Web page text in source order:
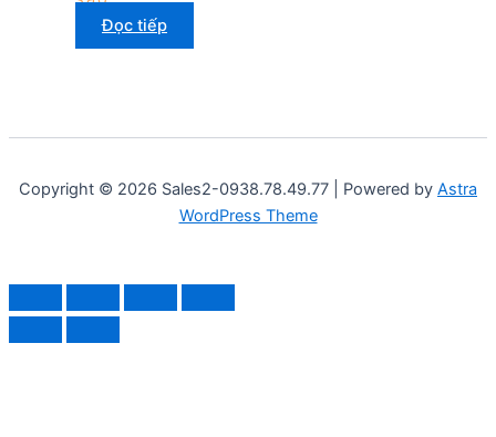
Đọc tiếp
Copyright © 2026 Sales2-0938.78.49.77 | Powered by Astra
WordPress Theme